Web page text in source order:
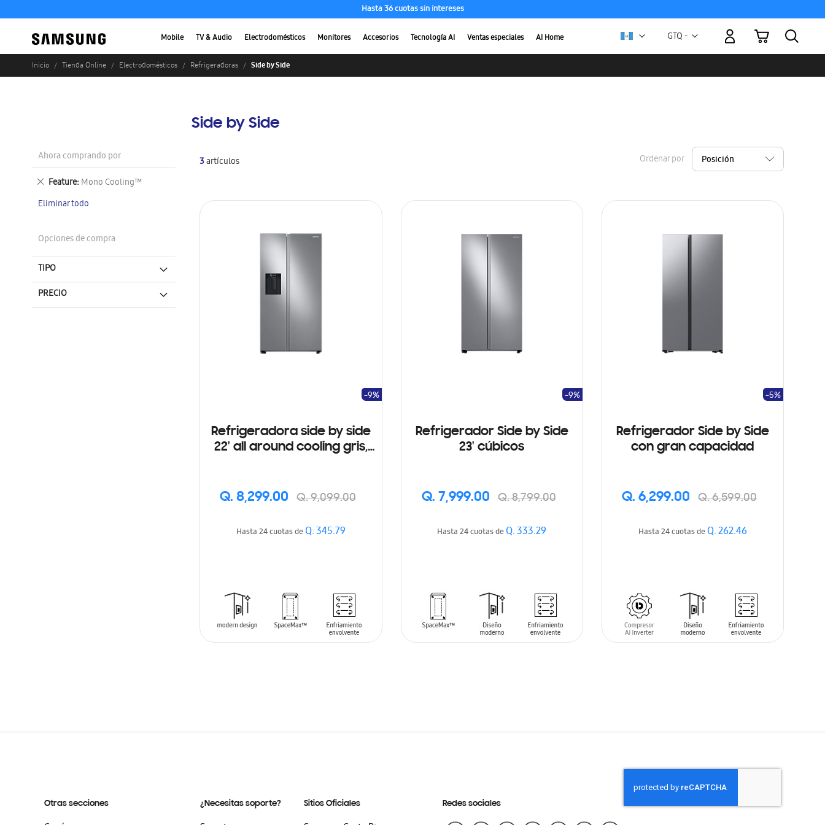
Hasta 36 cuotas sin intereses
Mobile TV & Audio Electrodomésticos Monitores Accesorios Tecnología AI Ventas especiales AI Home Moneda
GTQ -
Mi carrito
Inicio Tienda Online Electrodomésticos Refrigeradoras Side by Side
Side by Side
3artículos Ordenar por
Refrigeradora side by side
22' all around cooling gris,
Q. 8,299.00 Q. 9,099.00
-9%
Hasta 24 cuotas deQ. 345.79
Refrigerador Side by Side
23' cúbicos
Q. 7,999.00 Q. 8,799.00
-9%
Hasta 24 cuotas deQ. 333.29
Refrigerador Side by Side
con gran capacidad
Q. 6,299.00 Q. 6,599.00
-5%
Hasta 24 cuotas deQ. 262.46
Ahora comprando por
Feature Mono Cooling™
Eliminar
artículo
Eliminar todo
Opciones de compra
TIPO
PRECIO
Otras secciones ¿Necesitas soporte? Sitios Oficiales Redes sociales